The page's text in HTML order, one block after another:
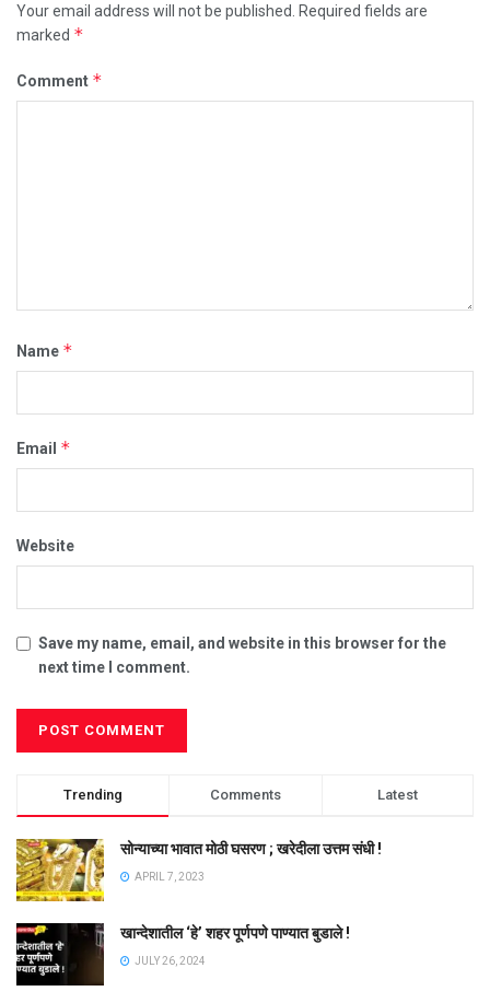
Your email address will not be published.
Required fields are
marked *
Comment *
Name *
Email *
Website
Save my name, email, and website in this browser for the
next time I comment.
Trending Comments Latest
सोन्याच्या भावात मोठी घसरण ; खरेदीला उत्तम संधी !
APRIL 7, 2023
खान्देशातील ‘हे’ शहर पूर्णपणे पाण्यात बुडाले !
JULY 26, 2024